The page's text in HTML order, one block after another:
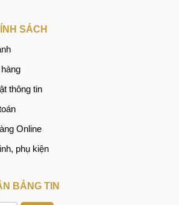
dịch vụ cho khách hàng
và miếng nhựa chuyên dụng để tách
máy. Lần lượt tháo các linh kiện liên
nguồn, main... để kiểm tra xem lỗi xảy
SÁCH
thông tin
Online
phụ kiện
BẢNG TIN